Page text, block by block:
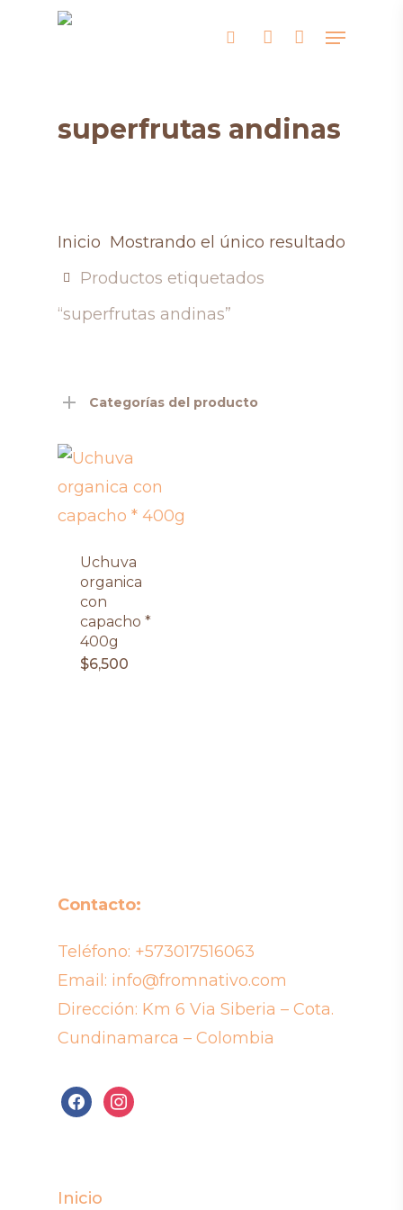
searchaccount
Menu
superfrutas andinas
Mostrando el único resultado
Inicio
Productos etiquetados
“superfrutas andinas”
Categorías del producto
Uchuva
organica
con
capacho *
400g
$6,500
Contacto:
Teléfono: +573017516063
Email: info@fromnativo.com
Dirección: Km 6 Via Siberia – Cota.
Cundinamarca – Colombia
facebookinstagram
Inicio